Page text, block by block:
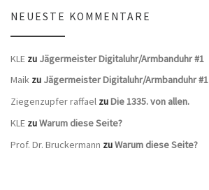
NEUESTE KOMMENTARE
KLE zu Jägermeister Digitaluhr/Armbanduhr #1
Maik zu Jägermeister Digitaluhr/Armbanduhr #1
Ziegenzupfer raffael zuDie 1335. von allen.
KLE zuWarum diese Seite?
Prof. Dr. Bruckermann zuWarum diese Seite?